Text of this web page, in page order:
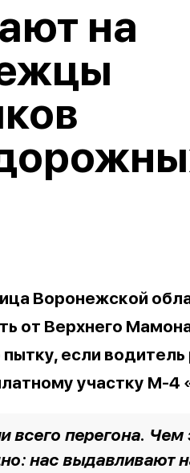
на
Воронежской
от Верхнего
если
участку М-4
всего перегона. Чем
нас выдавливают